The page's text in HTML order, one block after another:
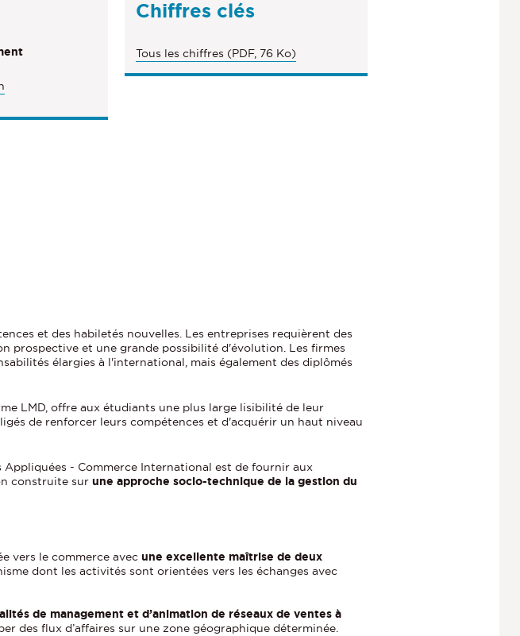
l
o
Chiffres clés
Tous les chiffres (PDF, 76 Ko)
et des habiletés nouvelles. Les entreprises requièrent des
prospective et une grande possibilité d'évolution. Les firmes
élargies à l'international, mais également des diplômés
LMD, offre aux étudiants une plus large lisibilité de leur
de renforcer leurs compétences et d'acquérir un haut niveau
- Commerce International est de fournir aux
construite sur une approche socio-technique de la gestion du
vers le commerce avec une excellente maîtrise de deux
dont les activités sont orientées vers les échanges avec
de management et d’animation de réseaux de ventes à
des flux d’affaires sur une zone géographique déterminée.